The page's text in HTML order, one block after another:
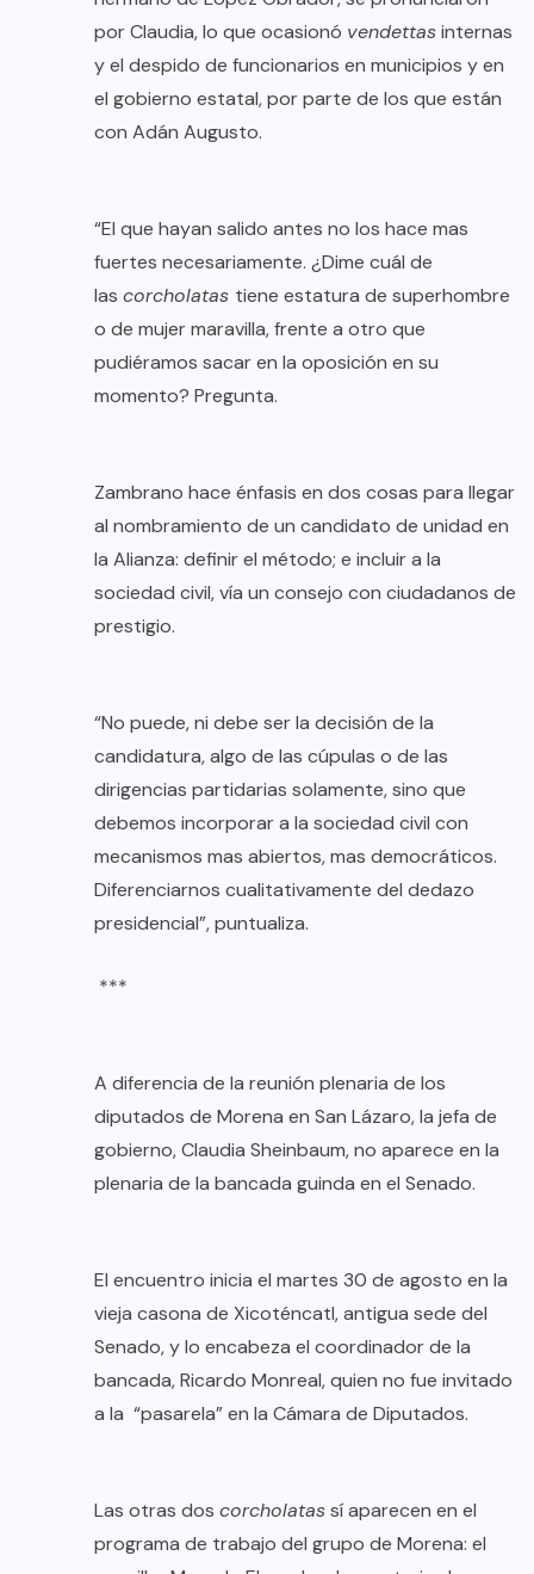
por Claudia, lo que ocasionó vendettasinternas
y el despido de funcionarios en municipios y en
el gobierno estatal, por parte de los que están
con Adán Augusto.
“El que hayan salido antes no los hace mas
fuertes necesariamente. ¿Dime cuál de
las corcholatas tiene estatura de superhombre
o de mujer maravilla, frente a otro que
pudiéramos sacar en la oposición en su
momento? Pregunta.
Zambrano hace énfasis en dos cosas para llegar
al nombramiento de un candidato de unidad en
la Alianza: definir el método; e incluir a la
sociedad civil, vía un consejo con ciudadanos de
prestigio.
“No puede, ni debe ser la decisión de la
candidatura, algo de las cúpulas o de las
dirigencias partidarias solamente, sino que
debemos incorporar a la sociedad civil con
mecanismos mas abiertos, mas democráticos.
Diferenciarnos cualitativamente del dedazo
presidencial”, puntualiza.
***
A diferencia de la reunión plenaria de los
diputados de Morena en San Lázaro, la jefa de
gobierno, Claudia Sheinbaum, no aparece en la
plenaria de la bancada guinda en el Senado.
El encuentro inicia el martes 30 de agosto en la
vieja casona de Xicoténcatl, antigua sede del
Senado, y lo encabeza el coordinador de la
bancada, Ricardo Monreal, quien no fue invitado
a la “pasarela” en la Cámara de Diputados.
Las otras dos corcholatassí aparecen en el
programa de trabajo del grupo de Morena: el